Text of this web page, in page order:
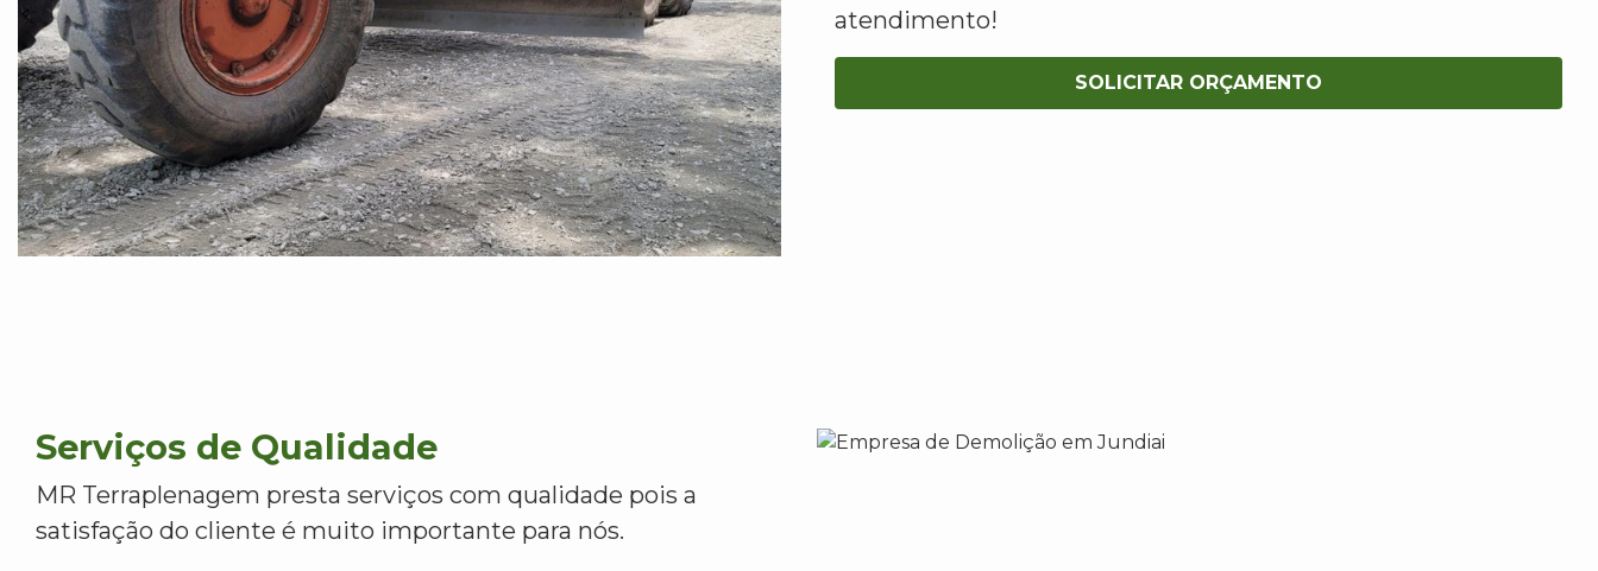
atendimento!
SOLICITAR ORÇAMENTO
Serviços de Qualidade
MR Terraplenagem presta serviços com qualidade pois a
satisfação do cliente é muito importante para nós.